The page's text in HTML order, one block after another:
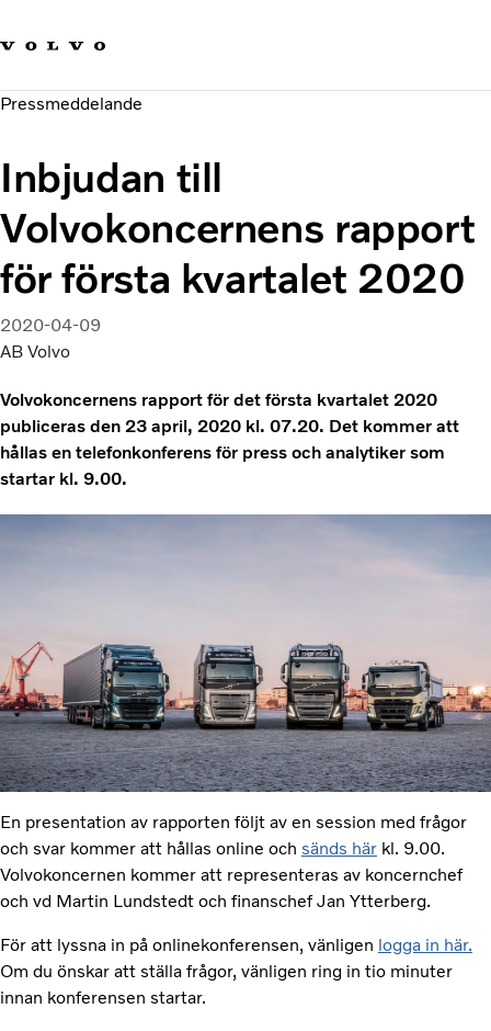
Hållbara transporter
Investerare
Pressmeddelande
Inbjudan till
Volvokoncernens rapport
för första kvartalet 2020
2020-04-09
AB Volvo
Volvokoncernens rapport för det första kvartalet 2020
publiceras den 23 april, 2020 kl. 07.20. Det kommer att
hållas en telefonkonferens för press och analytiker som
startar kl. 9.00.
En presentation av rapporten följt av en session med frågor
och svar kommer att hållas online och sänds här kl. 9.00.
Volvokoncernen kommer att representeras av koncernchef
och vd Martin Lundstedt och finanschef Jan Ytterberg.
För att lyssna in på onlinekonferensen, vänligen logga in här.
Om du önskar att ställa frågor, vänligen ring in tio minuter
innan konferensen startar.